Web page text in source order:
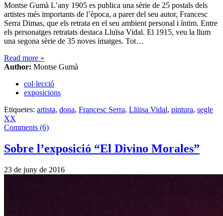
Montse Gumà L’any 1905 es publica una sèrie de 25 postals dels
artistes més importants de l’època, a parer del seu autor, Francesc
Serra Dimas, que els retrata en el seu ambient personal i íntim. Entre
els personatges retratats destaca Lluïsa Vidal. El 1915, veu la llum
una segona sèrie de 35 noves imatges. Tot…
Read more »
Author: Montse Gumà
col·lecció
exposicions
Etiquetes: artista, dona, Francesc Serra, Llüisa Vidal, pintura, segle
XX
Comments (6)
Sobre l’exposició “El Divino Morales”
23 de juny de 2016